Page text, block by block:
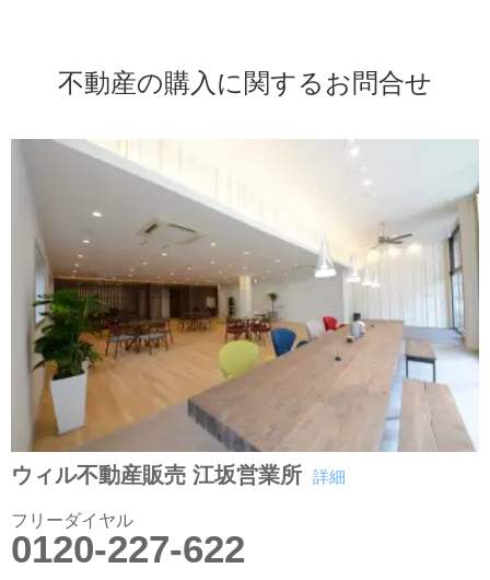
不動産の購入に関するお問合せ
ウィル不動産販売 江坂営業所 詳細
フリーダイヤル
0120-227-622